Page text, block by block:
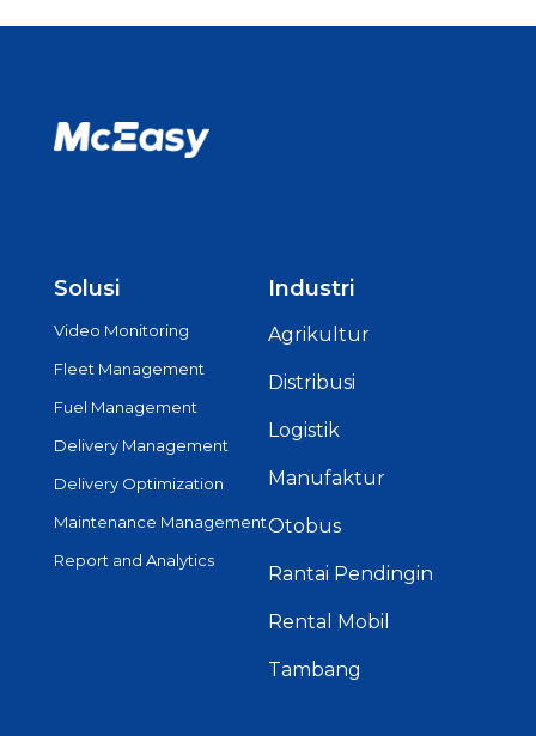
Solusi
Video Monitoring
Fleet Management
Fuel Management
Delivery Management
Delivery Optimization
Maintenance Management
Report and Analytics
Industri
Agrikultur
Distribusi
Logistik
Manufaktur
Otobus
Rantai Pendingin
Rental Mobil
Tambang